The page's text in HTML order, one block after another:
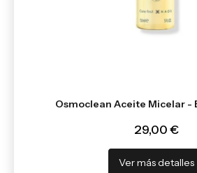
Osmoclean Aceite Micelar -
29,00 €
Ver más detalles